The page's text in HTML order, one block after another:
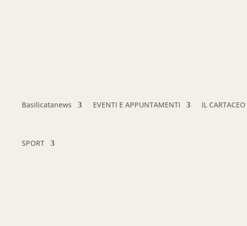
Basilicatanews EVENTI E APPUNTAMENTI IL CARTACEO
SPORT